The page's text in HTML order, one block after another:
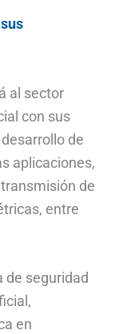
al sector
con sus
de
aplicaciones,
de
entre
de seguridad
en